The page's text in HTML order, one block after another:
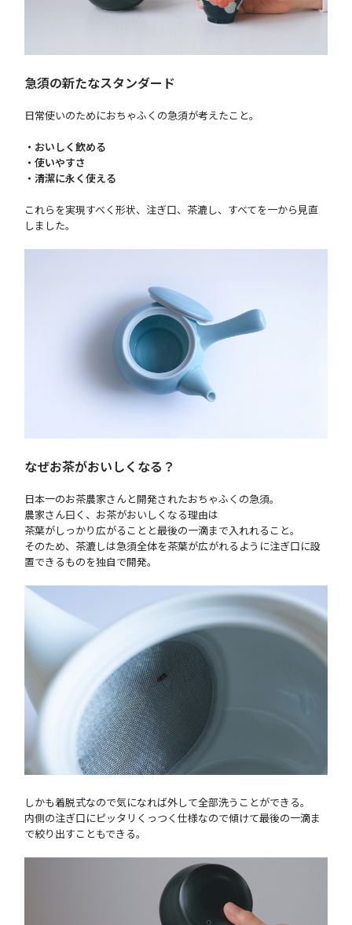
急須の新たなスタンダード
日常使いのためにおちゃふくの急須が考えたこと。
・おいしく飲める
・使いやすさ
・清潔に永く使える
これらを実現すべく形状、注ぎ口、茶漉し、すべてを一から見直
しました。
なぜお茶がおいしくなる？
日本一のお茶農家さんと開発されたおちゃふくの急須。
農家さん曰く、お茶がおいしくなる理由は
茶葉がしっかり広がることと最後の一滴まで入れれること。
そのため、茶漉しは急須全体を茶葉が広がれるように注ぎ口に設
置できるものを独自で開発。
しかも着脱式なので気になれば外して全部洗うことができる。
内側の注ぎ口にピッタリくっつく仕様なので傾けて最後の一滴ま
で絞り出すこともできる。